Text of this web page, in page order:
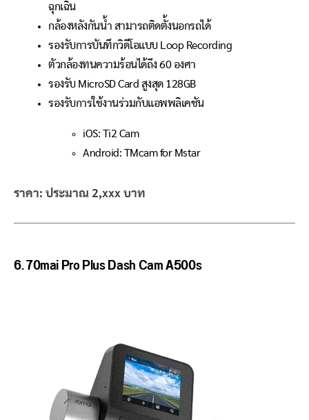
ฉุกเฉิน
กล้องหลังกันน้ำ สามารถติดตั้งนอกรถได้
รองรับการบันทึกวิดีโอแบบ Loop Recording
ตัวกล้องทนความร้อนได้ถึง 60 องศา
รองรับ MicroSD Card สูงสุด 128GB
รองรับการใช้งานร่วมกับแอพพลิเคชัน
iOS: Ti2 Cam
Android: TMcam for Mstar
ราคา: ประมาณ 2,xxx บาท
6. 70mai Pro Plus Dash Cam A500s